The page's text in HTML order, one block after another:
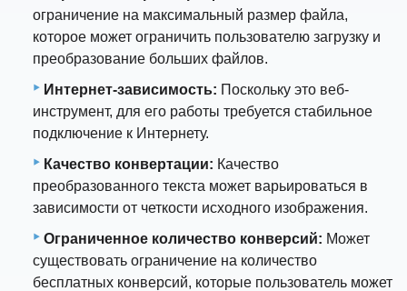
ограничение на максимальный размер файла,
которое может ограничить пользователю загрузку и
преобразование больших файлов.
Интернет-зависимость: Поскольку это веб-
инструмент, для его работы требуется стабильное
подключение к Интернету.
Качество конвертации: Качество
преобразованного текста может варьироваться в
зависимости от четкости исходного изображения.
Ограниченное количество конверсий: Может
существовать ограничение на количество
бесплатных конверсий, которые пользователь может